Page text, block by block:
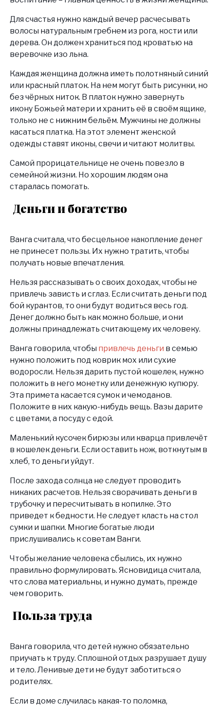
Для счастья нужно каждый вечер расчесывать
волосы натуральным гребнем из рога, кости или
дерева. Он должен храниться под кроватью на
веревочке изо льна.
Каждая женщина должна иметь полотняный синий
или красный платок. На нем могут быть рисунки, но
без чёрных ниток. В платок нужно завернуть
икону Божьей матери и хранить её в своём ящике,
только не с нижним бельём. Мужчины не должны
касаться платка. На этот элемент женской
одежды ставят иконы, свечи и читают молитвы.
Самой прорицательнице не очень повезло в
семейной жизни. Но хорошим людям она
старалась помогать.
Деньги и богатство
Ванга считала, что бесцельное накопление денег
не принесет пользы. Их нужно тратить, чтобы
получать новые впечатления.
Нельзя рассказывать о своих доходах, чтобы не
привлечь зависть и сглаз. Если считать деньги под
бой курантов, то они будут водиться весь год.
Денег должно быть как можно больше, и они
должны принадлежать считающему их человеку.
Ванга говорила, чтобы привлечь деньги в семью
нужно положить под коврик мох или сухие
водоросли. Нельзя дарить пустой кошелек, нужно
положить в него монетку или денежную купюру.
Эта примета касается сумок и чемоданов.
Положите в них какую-нибудь вещь. Вазы дарите
с цветами, а посуду с едой.
Маленький кусочек бирюзы или кварца привлечёт
в кошелек деньги. Если оставить нож, воткнутым в
хлеб, то деньги уйдут.
После захода солнца не следует проводить
никаких расчетов. Нельзя сворачивать деньги в
трубочку и пересчитывать в копилке. Это
приведет к бедности. Не следует класть на стол
сумки и шапки. Многие богатые люди
прислушивались к советам Ванги.
Чтобы желание человека сбылись, их нужно
правильно формулировать. Ясновидица считала,
что слова материальны, и нужно думать, прежде
чем говорить.
Польза труда
Ванга говорила, что детей нужно обязательно
приучать к труду. Сплошной отдых разрушает душу
и тело. Ленивые дети не будут заботиться о
родителях.
Если в доме случилась какая-то поломка,